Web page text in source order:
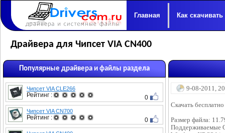
Главная Как скачивать
Драйвера для Чипсет VIA CN400
Популярные драйвера и файлы раздела
Чипсет VIA CLE266
Рейтинг : 0
Чипсет VIA CN700
Рейтинг : 0
9-08-2011,
Скачать
Размер файла:
Поддерживаемые